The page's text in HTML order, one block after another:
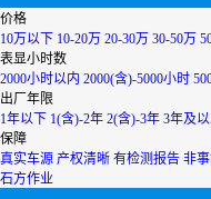
宁夏
内蒙古
青海
上海
陕西
山西
山东
四川
天津
台湾
价格
10万以下 10-20万 20-30万 30-50万
表显小时数
2000小时以内 2000(含)-5000小时
出厂年限
1年以下 1(含)-2年 2(含)-3年 3年及
保障
真实车源 产权清晰 有检测报告 非
石方作业